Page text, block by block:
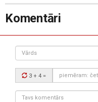
Komentāri
Vārds
Drošības
kods:
3 + 4 =
Tavs